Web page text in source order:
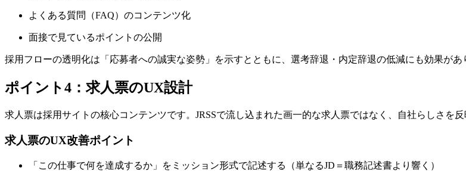
よくある質問（FAQ）のコンテンツ化
面接で見ているポイントの公開
採用フローの透明化は「応募者への誠実な姿勢」を示すとともに、選考辞退・内定辞退の低減にも効果があ
ポイント4：求人票のUX設計
求人票は採用サイトの核心コンテンツです。JRSSで流し込まれた画一的な求人票ではなく、自社らしさを
求人票のUX改善ポイント
「この仕事で何を達成するか」をミッション形式で記述する（単なるJD＝職務記述書より響く）